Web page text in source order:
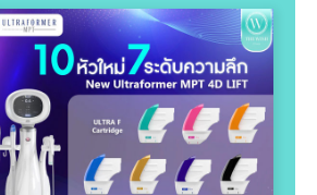
“Sculptra” เพื่อคุณภาพผิวที่ดียิ่ง
ขึ้น